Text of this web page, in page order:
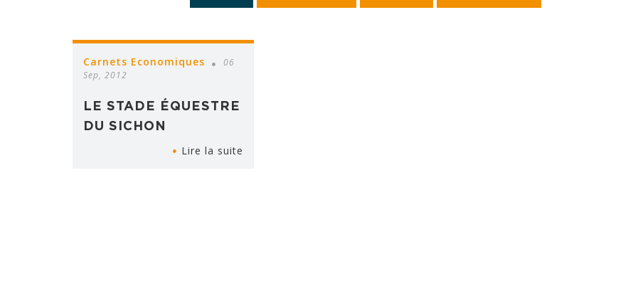
Carnets Economiques
06
Sep, 2012
LE STADE ÉQUESTRE
DU SICHON
Lire la suite